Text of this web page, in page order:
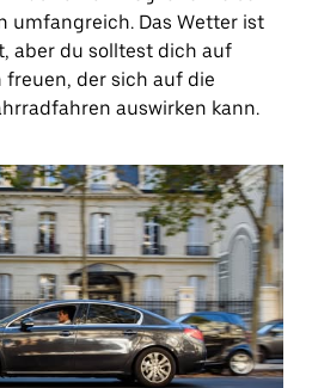
umfangreich. Das Wetter ist
aber du solltest dich auf
der sich auf die
auswirken kann.